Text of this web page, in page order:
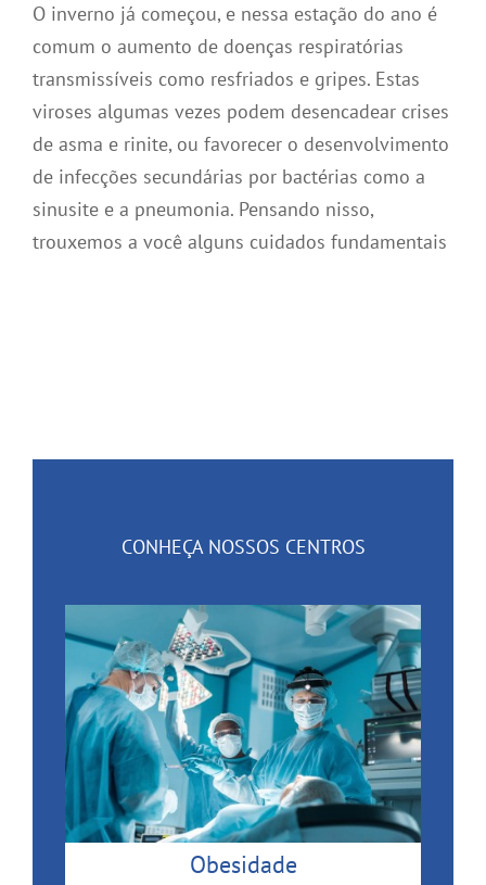
O inverno já começou, e nessa estação do ano é
comum o aumento de doenças respiratórias
transmissíveis como resfriados e gripes. Estas
viroses algumas vezes podem desencadear crises
de asma e rinite, ou favorecer o desenvolvimento
de infecções secundárias por bactérias como a
sinusite e a pneumonia. Pensando nisso,
trouxemos a você alguns cuidados fundamentais
CONHEÇA NOSSOS CENTROS
Obesidade